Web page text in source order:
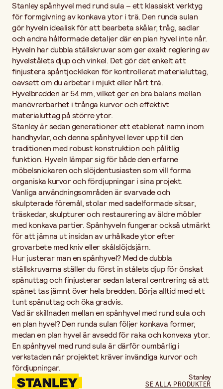
Spånhyveln fungerar också utmärkt för att jämna ut insidan av
urhålkade ytor efter grovarbete med kniv eller skålslöjdsjärn.
Hur justerar man en spånhyvel? Med de dubbla ställskruvarna
ställer du först in stålets djup för önskat spånuttag och
finjusterar sedan lateral centrering så att spånet tas jämnt över
hela bredden. Börja alltid med ett tunt spånuttag och öka
gradvis.
Vad är skillnaden mellan en spånhyvel med rund sula och en plan
hyvel? Den runda sulan följer konkava former, medan en plan
hyvel är avsedd för raka och konvexa ytor. En spånhyvel med
rund sula är därför oumbärlig i verkstaden när projektet kräver
invändiga kurvor och fördjupningar.
Stanley spånhyvel med rund sula – ett klassiskt verktyg
för formgivning av konkava ytor i trä. Den runda sulan
gör hyveln idealisk för att bearbeta skålar, tråg, sadlar
och andra hålformade detaljer där en plan hyvel inte når.
Hyveln har dubbla ställskruvar som ger exakt reglering av
hyvelstålets djup och vinkel. Det gör det enkelt att
finjustera spåntjockleken för kontrollerat materialuttag,
oavsett om du arbetar i mjukt eller hårt trä.
Hyvelbredden är 54 mm, vilket ger en bra balans mellan
manövrerbarhet i trånga kurvor och effektivt
materialuttag på större ytor.
Stanley är sedan generationer ett etablerat namn inom
handhyvlar, och denna spånhyvel lever upp till den
traditionen med robust konstruktion och pålitlig
funktion. Hyveln lämpar sig för både den erfarne
möbelsnickaren och slöjdentusiasten som vill forma
organiska kurvor och fördjupningar i sina projekt.
Vanliga användningsområden är svarvade och
skulpterade föremål, stolar med sadelformade sitsar,
träskedar, skulpturer och restaurering av äldre möbler
med konkava partier. Spånhyveln fungerar också utmärkt
för att jämna ut insidan av urhålkade ytor efter
grovarbete med kniv eller skålslöjdsjärn.
Hur justerar man en spånhyvel? Med de dubbla
ställskruvarna ställer du först in stålets djup för önskat
spånuttag och finjusterar sedan lateral centrering så att
spånet tas jämnt över hela bredden. Börja alltid med ett
tunt spånuttag och öka gradvis.
Vad är skillnaden mellan en spånhyvel med rund sula och
en plan hyvel? Den runda sulan följer konkava former,
medan en plan hyvel är avsedd för raka och konvexa ytor.
En spånhyvel med rund sula är därför oumbärlig i
verkstaden när projektet kräver invändiga kurvor och
fördjupningar.
Stanley
SE ALLA PRODUKTER